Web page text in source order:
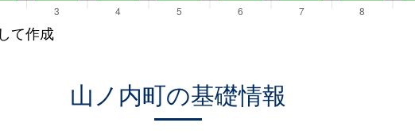
て作成
山ノ内町の基礎情報